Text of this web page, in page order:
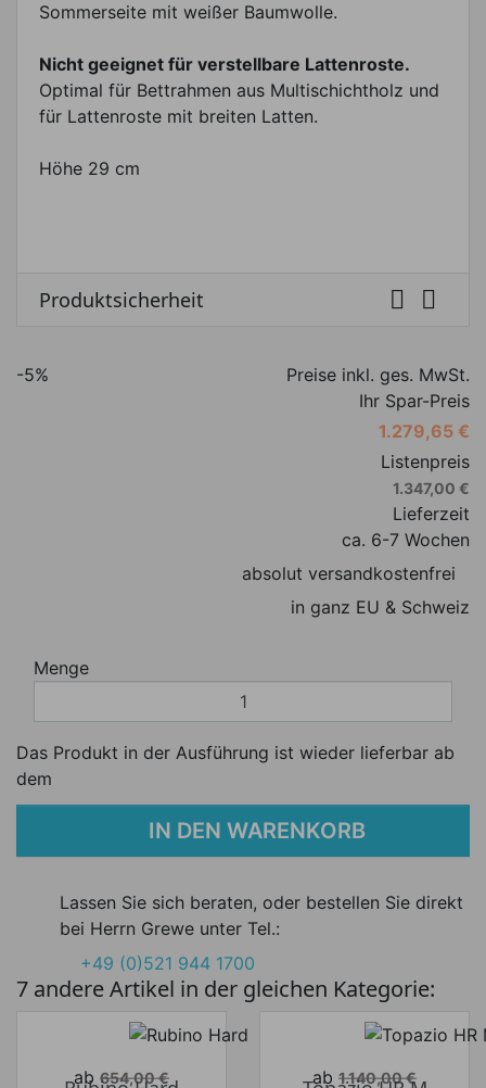
Sommerseite mit weißer Baumwolle.
Nicht geeignet für verstellbare Lattenroste.
Optimal für Bettrahmen aus Multischichtholz und
für Lattenroste mit breiten Latten.
Höhe 29 cm
Produktsicherheit  
-5%
Preise inkl. ges. MwSt.
Ihr Spar-Preis
1.279,65 €
Listenpreis
1.347,00 €
Lieferzeit
ca. 6-7 Wochen
absolut versandkostenfrei
in ganz EU & Schweiz
Menge
Das Produkt in der Ausführung ist wieder lieferbar ab
dem
IN DEN WARENKORB
Lassen Sie sich beraten, oder bestellen Sie direkt
bei Herrn Grewe unter Tel.:
+49 (0)521 944 1700
7 andere Artikel in der gleichen Kategorie:
Verkaufspreis
ab 654,00 € Verkaufspreis
ab 1.140,00 €